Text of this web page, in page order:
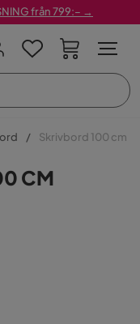
från 799:– →
Skrivbord 100 cm
CM